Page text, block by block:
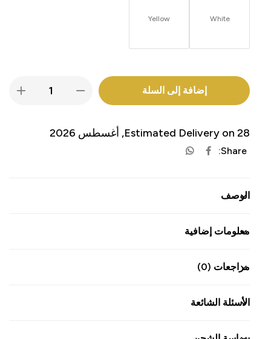
White
Yellow
إضافة إلى السلة
Estimated Delivery on 28, أغسطس 2026
Share:
الوصف
معلومات إضافية
مراجعات (0)
الأسئلة الشائعة